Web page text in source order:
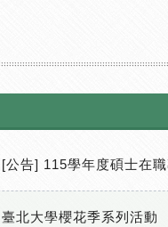
[公告] 115學年度碩士在
臺北大學櫻花季系列活動